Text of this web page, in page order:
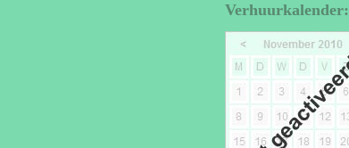
Verhuurkalender: